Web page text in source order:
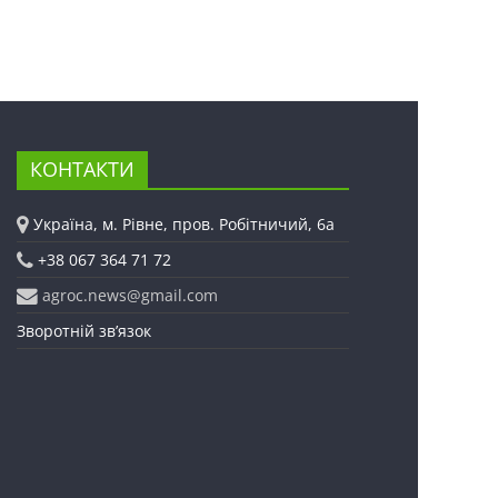
КОНТАКТИ
Україна, м. Рівне, пров. Робітничий, 6а
+38 067 364 71 72
agroc.news@gmail.com
Зворотній зв’язок